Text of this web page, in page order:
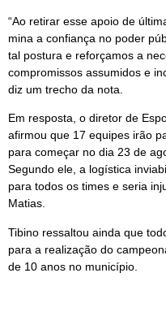
“Ao retirar esse apoio de
mina a confiança no poder
tal postura e reforçamos a
compromissos assumidos e
diz um trecho da nota.
Em resposta, o diretor de
afirmou que 17 equipes irão
para começar no dia 23 de
Segundo ele, a logística
para todos os times e seria
Matias.
Tibino ressaltou ainda que
para a realização do
de 10 anos no município.